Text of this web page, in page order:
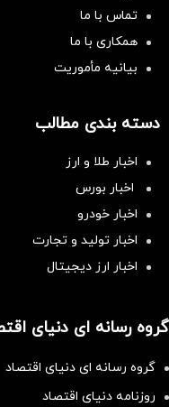
تماس با ما
همکاری با ما
بیانیه مأموریت
دسته بندی مطالب
اخبار طلا و ارز
اخبار بورس
اخبار خودرو
اخبار تولید و تجارت
اخبار ارز دیجیتال
گروه رسانه ای دنیای
گروه رسانه ای دنیای اقتصاد
روزنامه دنیای اقتصاد